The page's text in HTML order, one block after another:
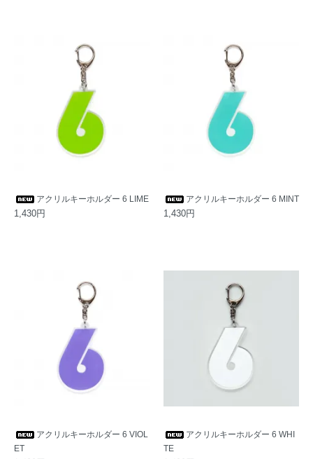
アクリルキーホルダー 6 LIME
1,430円
アクリルキーホルダー 6 MINT
1,430円
アクリルキーホルダー 6 VIOL
ET
アクリルキーホルダー 6 WHI
TE